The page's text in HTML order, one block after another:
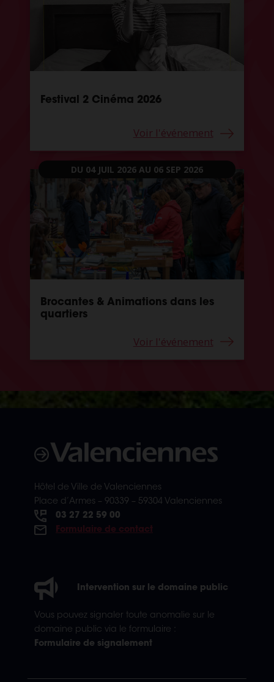
Festival 2 Cinéma 2026
Voir l'événement
DU 04 JUIL 2026 AU 06 SEP 2026
Brocantes & Animations dans les
quartiers
Voir l'événement
Hôtel de Ville de Valenciennes
Place d’Armes – 90339 – 59304 Valenciennes
03 27 22 59 00
Formulaire de contact
Intervention sur le domaine public
Vous pouvez signaler toute anomalie sur le
domaine public via le formulaire :
Formulaire de signalement